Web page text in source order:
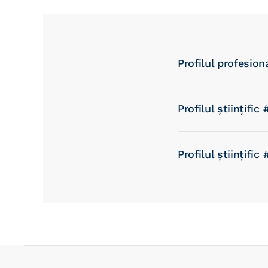
Profilul
Profilul științific
Profilul științific